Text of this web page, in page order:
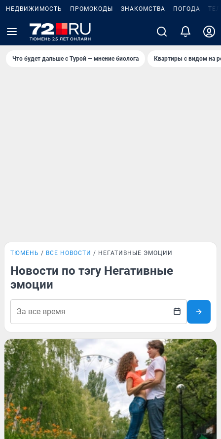
НЕДВИЖИМОСТЬ ПРОМОКОДЫ ЗНАКОМСТВА ПОГОДА
Что будет дальше с Турой — мнение биолога Квартиры с видом на
ТЮМЕНЬ ВСЕ НОВОСТИ НЕГАТИВНЫЕ ЭМОЦИИ
Новости по тэгу Негативные
эмоции